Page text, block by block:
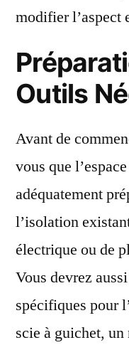
modifier l’aspect
Outils
Avant de
vous que
adéquatement
l’isolation
électrique ou de
Vous devrez
spécifiques pour
scie à guichet,